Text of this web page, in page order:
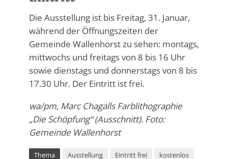
Die Ausstellung ist bis Freitag, 31. Januar,
während der Öffnungszeiten der
Gemeinde Wallenhorst zu sehen: montags,
mittwochs und freitags von 8 bis 16 Uhr
sowie dienstags und donnerstags von 8 bis
17.30 Uhr. Der Eintritt ist frei.
wa/pm, Marc Chagalls Farblithographie
„Die Schöpfung“ (Ausschnitt). Foto:
Gemeinde Wallenhorst
Thema Ausstellung Eintritt frei kostenlos